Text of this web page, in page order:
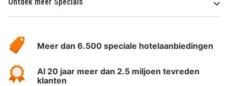
HotelSpecials
Meer dan 6.500 speciale hotelaanbiedingen
Al 20 jaar meer dan 2.5 miljoen tevreden
klanten